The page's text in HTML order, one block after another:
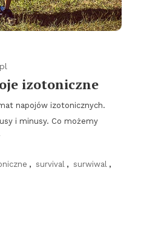
izotoniczne
napojów izotonicznych.
i minusy. Co możemy
, survival , surwiwal ,